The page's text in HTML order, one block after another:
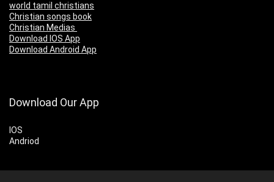
world tamil christians
Christian songs book
Christian Medias
Download IOS App
Download Android App
Download Our App
IOS
Andriod